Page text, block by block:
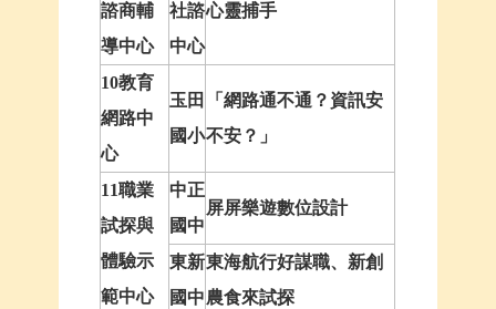
諮商輔
導中心
社諮
中心
心靈捕手
10教育
網路中
心
玉田
國小
「網路通不通？資訊安
不安？」
11職業
試探與
體驗示
範中心
中正
國中
屏屏樂遊數位設計
東新
國中
東海航行好謀職、新創
農食來試探